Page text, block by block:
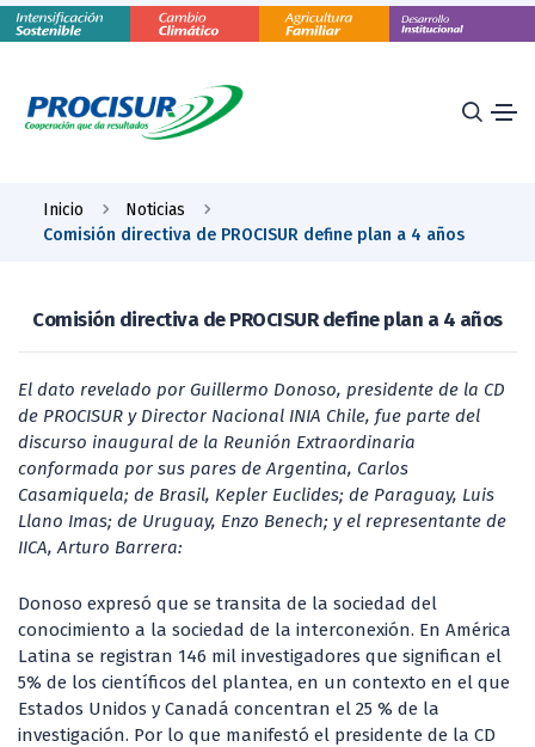
Inicio
Noticias
Comisión directiva de PROCISUR define plan a 4 años
Comisión directiva de PROCISUR define plan a 4 años
El dato revelado por Guillermo Donoso, presidente de la CD
de PROCISUR y Director Nacional INIA Chile, fue parte del
discurso inaugural de la Reunión Extraordinaria
conformada por sus pares de Argentina, Carlos
Casamiquela; de Brasil, Kepler Euclides; de Paraguay, Luis
Llano Imas; de Uruguay, Enzo Benech; y el representante de
IICA, Arturo Barrera:
Donoso expresó que se transita de la sociedad del
conocimiento a la sociedad de la interconexión. En América
Latina se registran 146 mil investigadores que significan el
5% de los científicos del plantea, en un contexto en el que
Estados Unidos y Canadá concentran el 25 % de la
investigación. Por lo que manifestó el presidente de la CD